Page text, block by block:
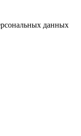
данных